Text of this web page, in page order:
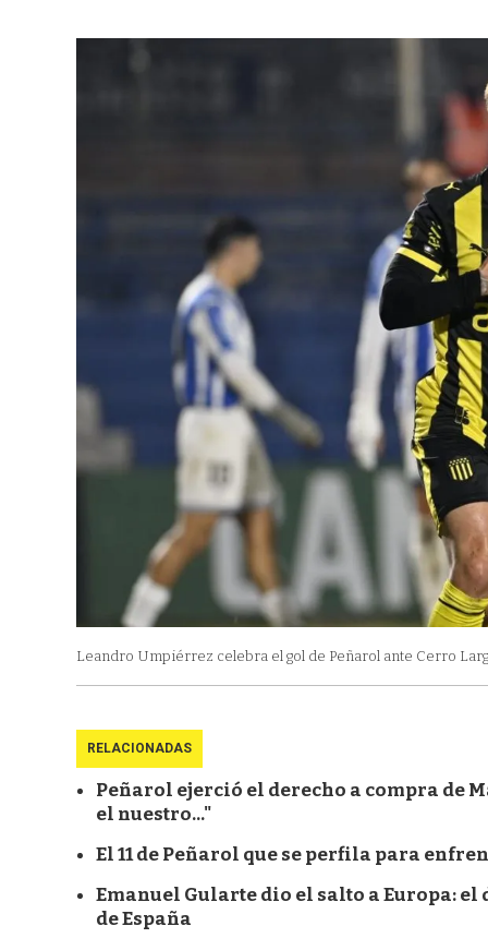
Leandro Umpiérrez celebra el gol de Peñarol ante Cerro
RELACIONADAS
Peñarol ejerció el derecho a compra de
el nuestro..."
El 11 de Peñarol que se perfila para
Emanuel Gularte dio el salto a Europa: el
de España